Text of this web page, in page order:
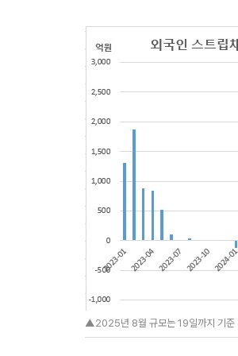
▲2025년 8월 규모는 19일까지 기준